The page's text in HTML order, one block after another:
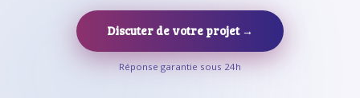
Discuter de votre projet →
Réponse garantie sous 24h